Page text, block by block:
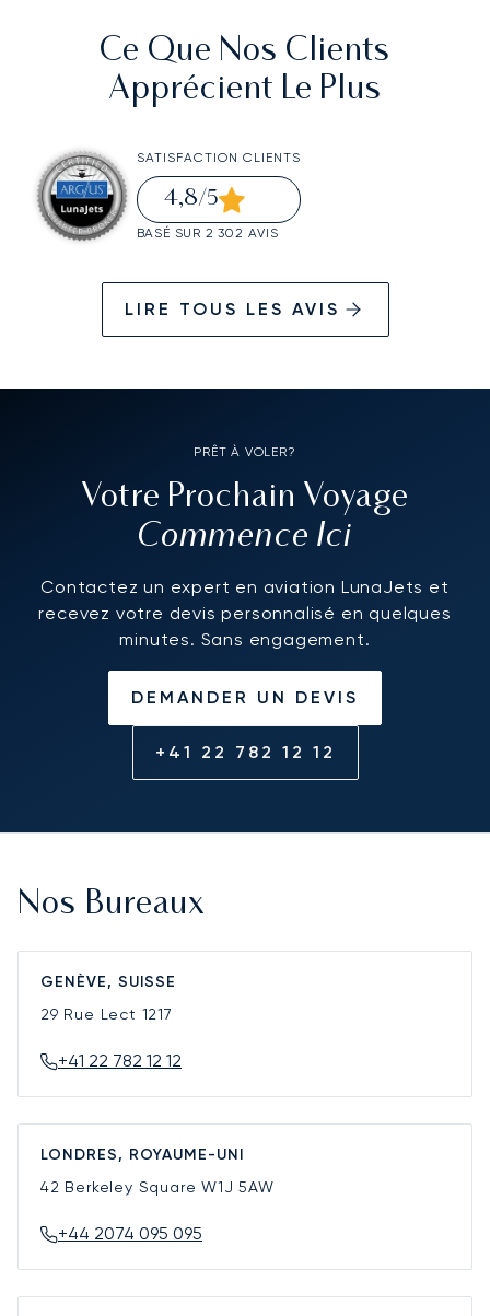
Ce Que Nos Clients
Apprécient Le Plus
SATISFACTION CLIENTS
4,8/5
BASÉ SUR 2 302 AVIS
LIRE TOUS LES AVIS
PRÊT À VOLER?
Votre Prochain Voyage
Commence Ici
Contactez un expert en aviation LunaJets et
recevez votre devis personnalisé en quelques
minutes. Sans engagement.
DEMANDER UN DEVIS
+41 22 782 12 12
Nos Bureaux
GENÈVE, SUISSE
29 Rue Lect 1217
+41 22 782 12 12
LONDRES, ROYAUME-UNI
42 Berkeley SquareW1J 5AW
+44 2074 095 095